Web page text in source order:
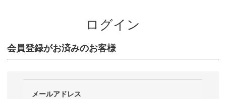
ログイン
会員登録がお済みのお客様
メールアドレス